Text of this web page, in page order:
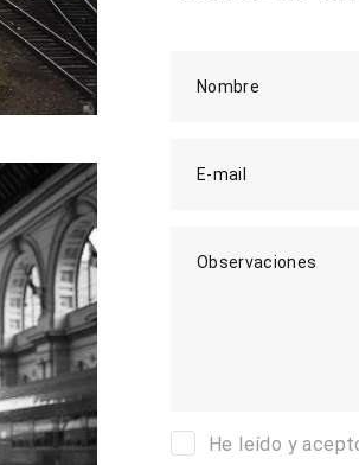
Nombre
E-mail
Observaciones
He leído y